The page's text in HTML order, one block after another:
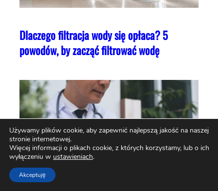
Dlaczego filtracja wody się opłaca? 5
powodów, by zacząć filtrować wodę
Używamy plików cookie, aby zapewnić najlepszą jakość na naszej
stronie internetowej.
Więcej informacji o plikach cookie, z których korzystamy, lub o ich
wyłączeniu w ustawieniach.
Akceptuję